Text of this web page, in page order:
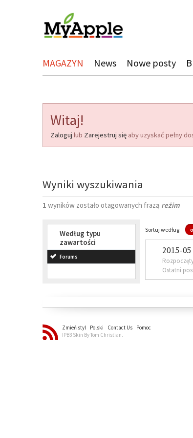
MAGAZYN News Nowe posty
Witaj!
Zaloguj lub Zarejestruj się aby uzyskać pełny
Wyniki wyszukiwania
1 wyników zostało otagowanych frazą reżim
Według typu
zawartości
Forums
Sortuj według
2015-05
Ostatni
Zmień styl Polski Contact Us
Pomoc
IPB3 Skin By Tom Christian.